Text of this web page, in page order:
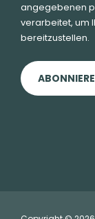
angegebenen
verarbeitet, um
bereitzustellen.